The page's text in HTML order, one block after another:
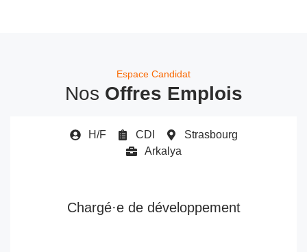
Espace Candidat
Nos Offres Emplois
H/F CDI
Strasbourg
Arkalya
Chargé·e de développement